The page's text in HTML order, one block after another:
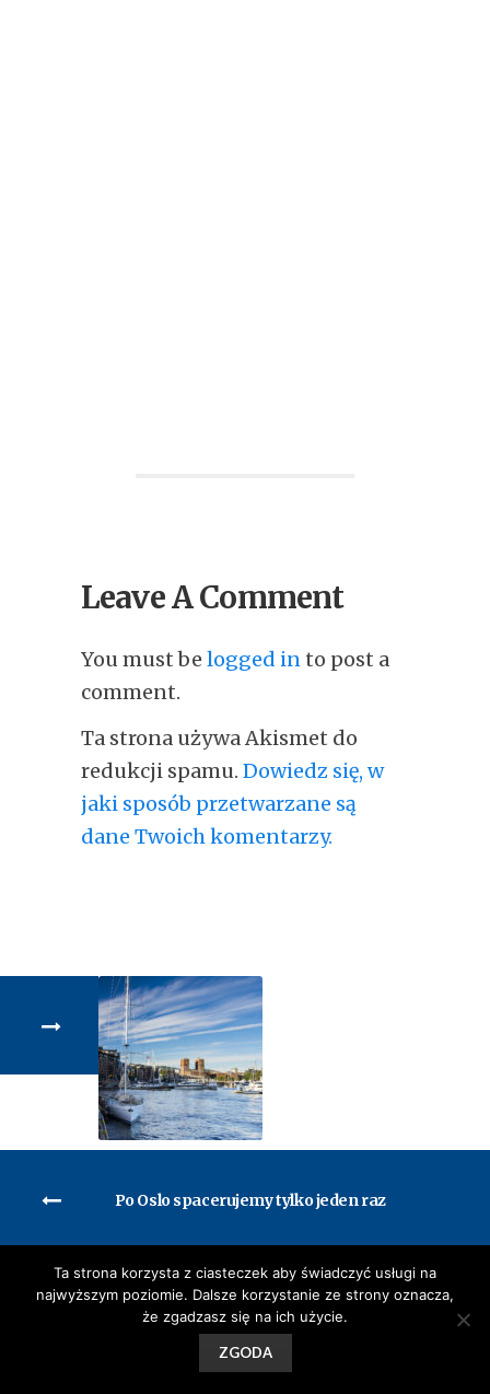
Leave A Comment
You must be logged into post a
comment.
Ta strona używa Akismet do
redukcji spamu. Dowiedz się, w
jaki sposób przetwarzane są
dane Twoich komentarzy.
Po Oslo spacerujemy tylko jeden raz
Ta strona korzysta z ciasteczek aby świadczyć usługi na
najwyższym poziomie. Dalsze korzystanie ze strony oznacza,
że zgadzasz się na ich użycie.
ZGODA